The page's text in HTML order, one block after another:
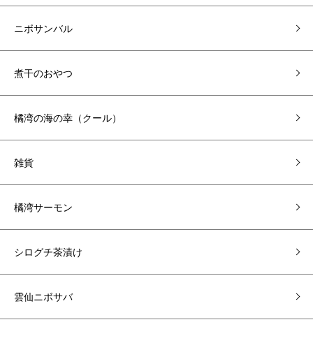
ニボサンバル
煮干のおやつ
橘湾の海の幸（クール）
雑貨
橘湾サーモン
シログチ茶漬け
雲仙ニボサバ